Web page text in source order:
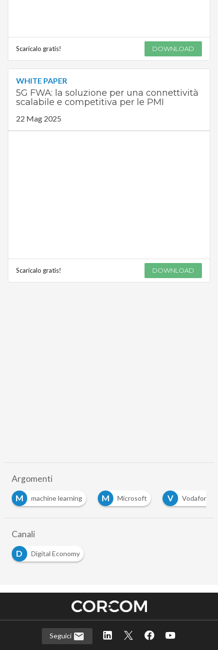
Scaricalo gratis! DOWNLOAD
WHITE PAPER
5G FWA: la soluzione per una connettività
scalabile e competitiva per le PMI
22 Mag 2025
Scaricalo gratis! DOWNLOAD
Argomenti
M
machine learning M Microsoft V Vodafone
Canali
D
Digital Economy
Seguici